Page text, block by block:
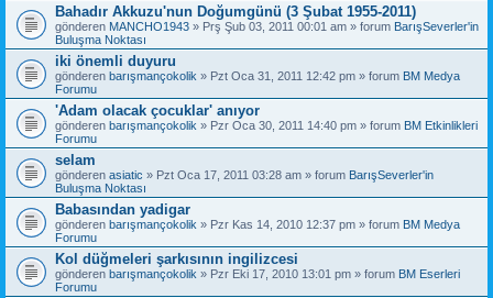
Bahadır Akkuzu'nun Doğumgünü (3 Şubat 1955-2011)
gönderen MANCHO1943 » Prş Şub 03, 2011 00:01 am » forum BarışSeverler'in
Buluşma Noktası
iki önemli duyuru
gönderen barışmançokolik » Pzt Oca 31, 2011 12:42 pm » forum BM Medya
Forumu
'Adam olacak çocuklar' anıyor
gönderen barışmançokolik » Pzr Oca 30, 2011 14:40 pm » forum BM Etkinlikleri
Forumu
selam
gönderen asiatic » Pzt Oca 17, 2011 03:28 am » forum BarışSeverler'in
Buluşma Noktası
Babasından yadigar
gönderen barışmançokolik » Pzr Kas 14, 2010 12:37 pm » forum BM Medya
Forumu
Kol düğmeleri şarkısının ingilizcesi
gönderen barışmançokolik » Pzr Eki 17, 2010 13:01 pm » forum BM Eserleri
Forumu